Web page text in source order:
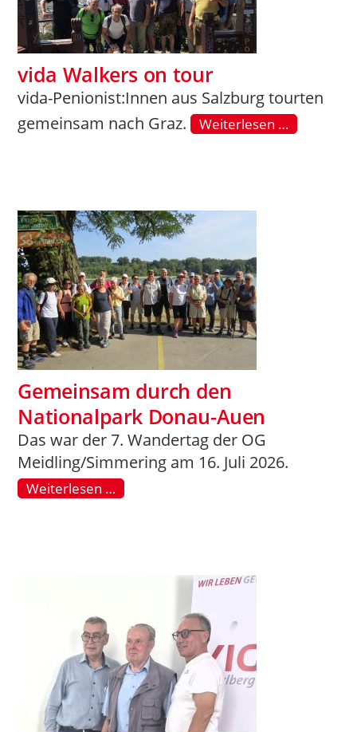
vida Walkers on tour
vida-Penionist:Innen aus Salzburg tourten
gemeinsam nach Graz. Weiterlesen …
Gemeinsam durch den
Nationalpark Donau-Auen
Das war der 7. Wandertag der OG
Meidling/Simmering am 16. Juli 2026.
Weiterlesen …